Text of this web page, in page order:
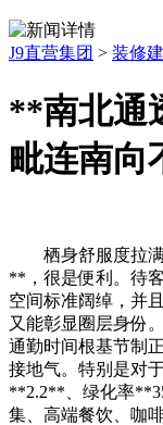
J9直营集团 > 装修
**南北通
毗连南向
栖身舒服度拉满-
**，很是便利。待
空间标准阔绰，并
又能彰显圈层身份
通勤时间根基节制
接地气。特别是对
**2.2**、绿化率
集、高端餐饮、咖